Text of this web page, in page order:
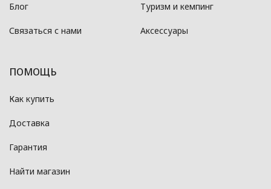
Блог
Связаться с нами
Туризм и кемпинг
Аксессуары
ПОМОЩЬ
Как купить
Доставка
Гарантия
Найти магазин